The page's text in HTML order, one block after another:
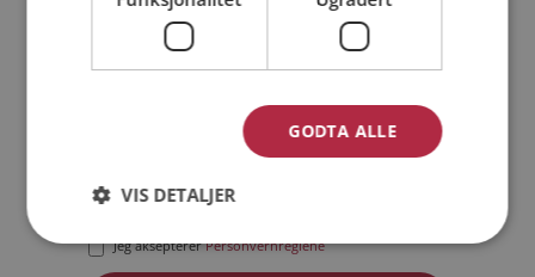
Jeg akseptererPersonvernreglene
GODTA ALLE
VIS DETALJER